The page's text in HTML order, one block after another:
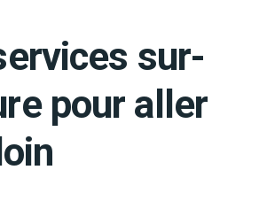
sur-
pour aller